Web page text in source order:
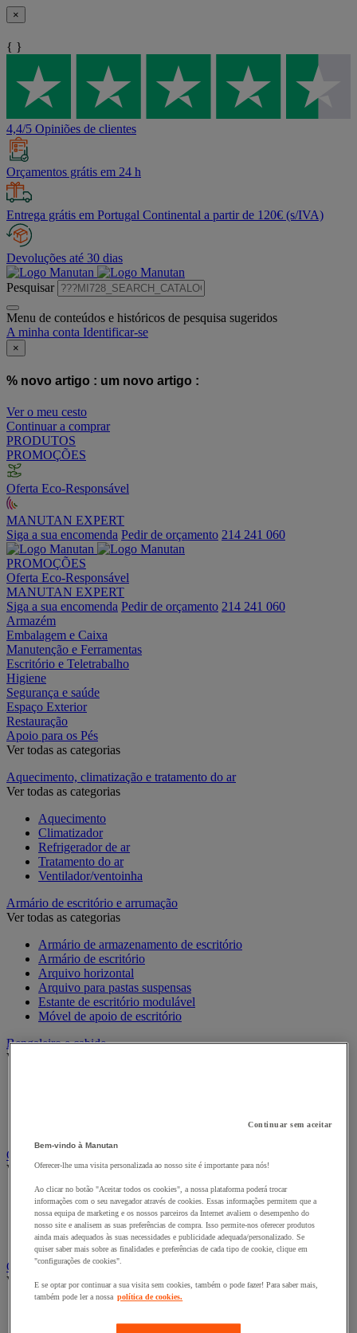
×
{ }
4,4/5 Opiniões de clientes
Orçamentos grátis em 24 h
Entrega grátis em Portugal Continental a partir de 120€ (s/IVA)
Devoluções até 30 dias
Pesquisar
Menu de conteúdos e históricos de pesquisa sugeridos
A minha conta Identificar-se
×
% novo artigo : um novo artigo :
Ver o meu cesto
Continuar a comprar
PRODUTOS
PROMOÇÕES
Oferta Eco-Responsável
MANUTAN EXPERT
Siga a sua encomenda Pedir de orçamento 214 241 060
PROMOÇÕES
Oferta Eco-Responsável
MANUTAN EXPERT
Siga a sua encomenda Pedir de orçamento 214 241 060
Armazém
Embalagem e Caixa
Manutenção e Ferramentas
Escritório e Teletrabalho
Higiene
Segurança e saúde
Espaço Exterior
Restauração
Apoio para os Pés
Ver todas as categorias
Aquecimento, climatização e tratamento do ar
Ver todas as categorias
Aquecimento
Climatizador
Refrigerador de ar
Tratamento do ar
Ventilador/ventoinha
Armário de escritório e arrumação
Ver todas as categorias
Armário de armazenamento de escritório
Armário de escritório
Arquivo horizontal
Arquivo para pastas suspensas
Estante de escritório modulável
Móvel de apoio de escritório
Bengaleiro e cabide
Ver todas as categorias
Cadeiras, poltronas e cadeirões
Ver todas as categorias
Acessórios para cadeiras de escritório
Cadeira de braços executivo
Cadeira de escritório
Cadeiras para salas de receção e reuniões
Candeeiro
Ver todas as categorias
Candeeiro de pé
Continuar sem aceitar
Bem-vindo à Manutan
Oferecer-lhe uma visita personalizada ao nosso site é importante para nós!
Ao clicar no botão "Aceitar todos os cookies", a nossa plataforma poderá trocar
informações com o seu navegador através de cookies. Essas informações permitem que a
nossa equipa de marketing e os nossos parceiros da Internet avaliem o desempenho do
nosso site e analisem as suas preferências de compra. Isso permite-nos oferecer produtos
ainda mais adequados às suas necessidades e publicidade adequada/personalizado. Se
quiser saber mais sobre as finalidades e preferências de cada tipo de cookie, clique em
"configurações de cookies".
E se optar por continuar a sua visita sem cookies, também o pode fazer! Para saber mais,
também pode ler a nossa política de cookies.